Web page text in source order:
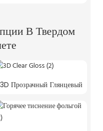
В Твердом
3D Прозрачный Глянцевый